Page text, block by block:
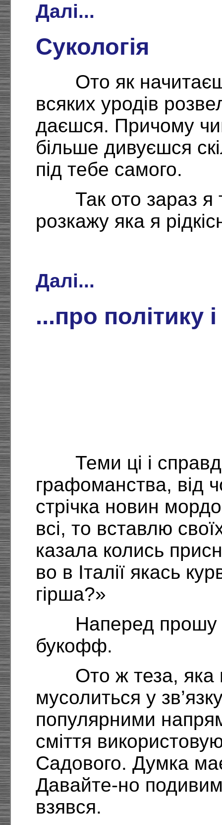
Далі...
Сукологія
Ото як
всяких уродів
даєшся. Причому
більше дивуєшся
під тебе самого.
Так ото зараз я
розкажу яка я
Далі...
...про політику
Теми ці і
графоманства, від
стрічка новин
всі, то вставлю
казала колись
во в Італії якась
гірша?»
Наперед прошу
букофф.
Ото ж теза, яка
мусолиться у
популярними
сміття
Садового. Думка
Давайте-но
взявся.